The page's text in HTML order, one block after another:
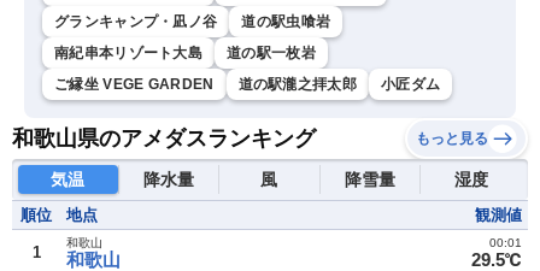
グランキャンプ・凪ノ谷
道の駅虫喰岩
南紀串本リゾート大島
道の駅一枚岩
ご縁坐 VEGE GARDEN
道の駅瀧之拝太郎 小匠ダム
和歌山県のアメダスランキング もっと見る
気温 降水量 風 降雪量 湿度
順位 地点 観測値
1 和歌山
和歌山
29.5℃
00:01